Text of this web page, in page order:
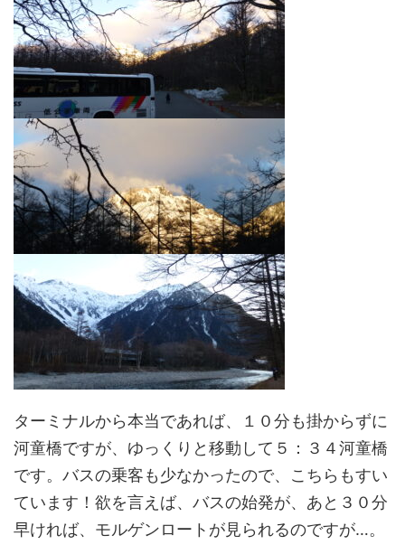
ターミナルから本当であれば、１０分も掛からずに
河童橋ですが、ゆっくりと移動して５：３４河童橋
です。バスの乗客も少なかったので、こちらもすい
ています！欲を言えば、バスの始発が、あと３０分
早ければ、モルゲンロートが見られるのですが…。